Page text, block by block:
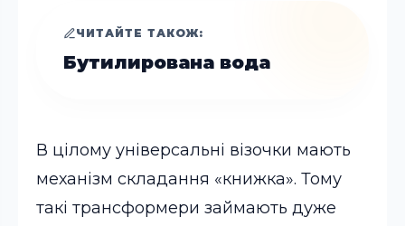
ЧИТАЙТЕ ТАКОЖ:
Бутилирована вода
В цілому універсальні візочки мають
механізм складання «книжка». Тому
такі трансформери займають дуже